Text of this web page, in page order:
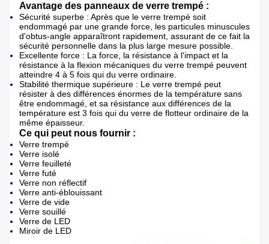
Avantage des panneaux de verre trempé :
Sécurité superbe : Après que le verre trempé soit
endommagé par une grande force, les particules minuscules
d'obtus-angle apparaîtront rapidement, assurant de ce fait la
sécurité personnelle dans la plus large mesure possible.
Excellente force : La force, la résistance à l'impact et la
résistance à la flexion mécaniques du verre trempé peuvent
atteindre 4 à 5 fois qui du verre ordinaire.
Stabilité thermique supérieure : Le verre trempé peut
résister à des différences énormes de la température sans
être endommagé, et sa résistance aux différences de la
température est 3 fois qui du verre de flotteur ordinaire de la
même épaisseur.
Ce qui peut nous fournir :
Verre trempé
Verre isolé
Verre feuilleté
Verre futé
Verre non réflectif
Verre anti-éblouissant
Verre de vide
Verre souillé
Verre de LED
Miroir de LED